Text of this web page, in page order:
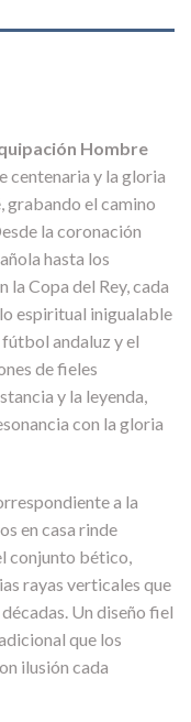
Hombre
centenaria y la gloria
grabando el camino
la coronación
hasta los
la Copa del Rey, cada
espiritual inigualable
andaluz y el
de fieles
y la leyenda,
con la gloria
a la
en casa rinde
conjunto bético,
rayas verticales que
Un diseño fiel
que los
ilusión cada